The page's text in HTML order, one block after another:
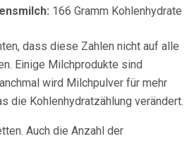
166 Gramm Kohlenhydrate
dass diese Zahlen nicht auf alle
Einige Milchprodukte sind
wird Milchpulver für mehr
die Kohlenhydratzählung verändert.
Auch die Anzahl der